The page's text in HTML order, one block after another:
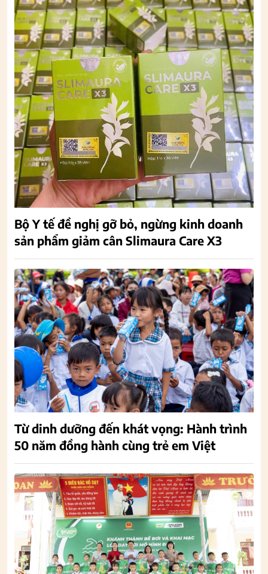
Bộ Y tế đề nghị gỡ bỏ, ngừng kinh doanh
sản phẩm giảm cân Slimaura Care X3
Từ dinh dưỡng đến khát vọng: Hành trình
50 năm đồng hành cùng trẻ em Việt